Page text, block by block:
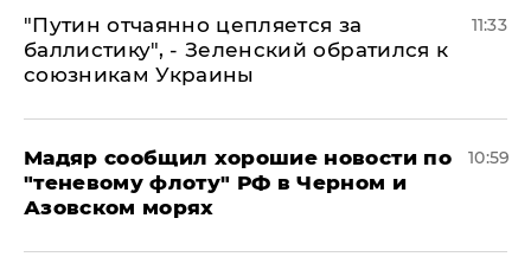
"Путин отчаянно цепляется за
баллистику", - Зеленский обратился к
союзникам Украины
11:33
Мадяр сообщил хорошие новости по
"теневому флоту" РФ в Черном и
Азовском морях
10:59